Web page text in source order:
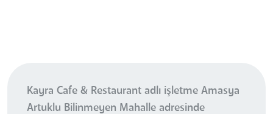
Kayra Cafe & Restaurant adlı işletme Amasya
Artuklu Bilinmeyen Mahalle adresinde